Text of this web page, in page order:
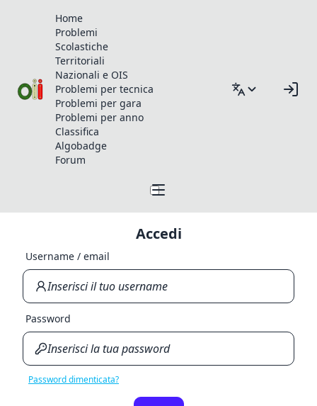
Home
Problemi
Scolastiche
Territoriali
Nazionali e OIS
Problemi per tecnica
Problemi per gara
Problemi per anno
Classifica
Algobadge
Forum
Accedi
Username / email
Password
Password dimenticata?